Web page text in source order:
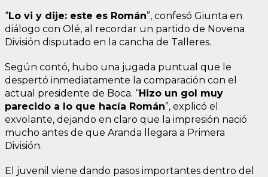
“Lo vi y dije: este es Román”, confesó Giunta en
diálogo con Olé, al recordar un partido de Novena
División disputado en la cancha de Talleres.
Según contó, hubo una jugada puntual que le
despertó inmediatamente la comparación con el
actual presidente de Boca. “Hizo un gol muy
parecido a lo que hacía Román”, explicó el
exvolante, dejando en claro que la impresión nació
mucho antes de que Aranda llegara a Primera
División.
El juvenil viene dando pasos importantes dentro del